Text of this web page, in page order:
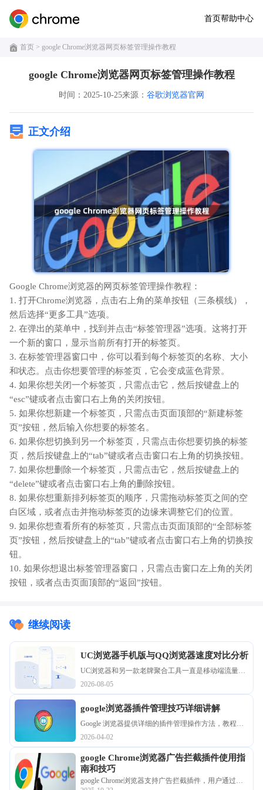
首页帮助中心
首页 > google Chrome浏览器网页标签管理操作教程
google Chrome浏览器网页标签管理操作教程
时间：2025-10-25来源： 谷歌浏览器官网
正文介绍
Google Chrome浏览器的网页标签管理操作教程：
1. 打开Chrome浏览器，点击右上角的菜单按钮（三条横线），
然后选择“更多工具”选项。
2. 在弹出的菜单中，找到并点击“标签管理器”选项。这将打开
一个新的窗口，显示当前所有打开的标签页。
3. 在标签管理器窗口中，你可以看到每个标签页的名称、大小
和状态。点击你想要管理的标签页，它会变成蓝色背景。
4. 如果你想关闭一个标签页，只需点击它，然后按键盘上的
“esc”键或者点击窗口右上角的关闭按钮。
5. 如果你想新建一个标签页，只需点击页面顶部的“新建标签
页”按钮，然后输入你想要的标签名。
6. 如果你想切换到另一个标签页，只需点击你想要切换的标签
页，然后按键盘上的“tab”键或者点击窗口右上角的切换按钮。
7. 如果你想删除一个标签页，只需点击它，然后按键盘上的
“delete”键或者点击窗口右上角的删除按钮。
8. 如果你想重新排列标签页的顺序，只需拖动标签页之间的空
白区域，或者点击并拖动标签页的边缘来调整它们的位置。
9. 如果你想查看所有的标签页，只需点击页面顶部的“全部标签
页”按钮，然后按键盘上的“tab”键或者点击窗口右上角的切换按
钮。
10. 如果你想退出标签管理器窗口，只需点击窗口左上角的关闭
按钮，或者点击页面顶部的“返回”按钮。
继续阅读
UC浏览器手机版与QQ浏览器速度对比分析
UC浏览器和另一款老牌聚合工具一直是移动端流量入
口的霸主。为了探究谁在重度图文渲染和多媒体缓冲
上更胜一筹，我们在多种网络环境下进行了极限压榨
测试。用详实的数据图表揭秘两大主流引擎的真实加
2026-08-05
google浏览器插件管理技巧详细讲解
Google 浏览器提供详细的插件管理操作方法，教程讲
解扩展安装、权限设置及高效使用技巧，帮助用户提
升插件使用效率，优化日常浏览体验。
2026-04-02
google Chrome浏览器广告拦截插件使用指
南和技巧
google Chrome浏览器支持广告拦截插件，用户通过指